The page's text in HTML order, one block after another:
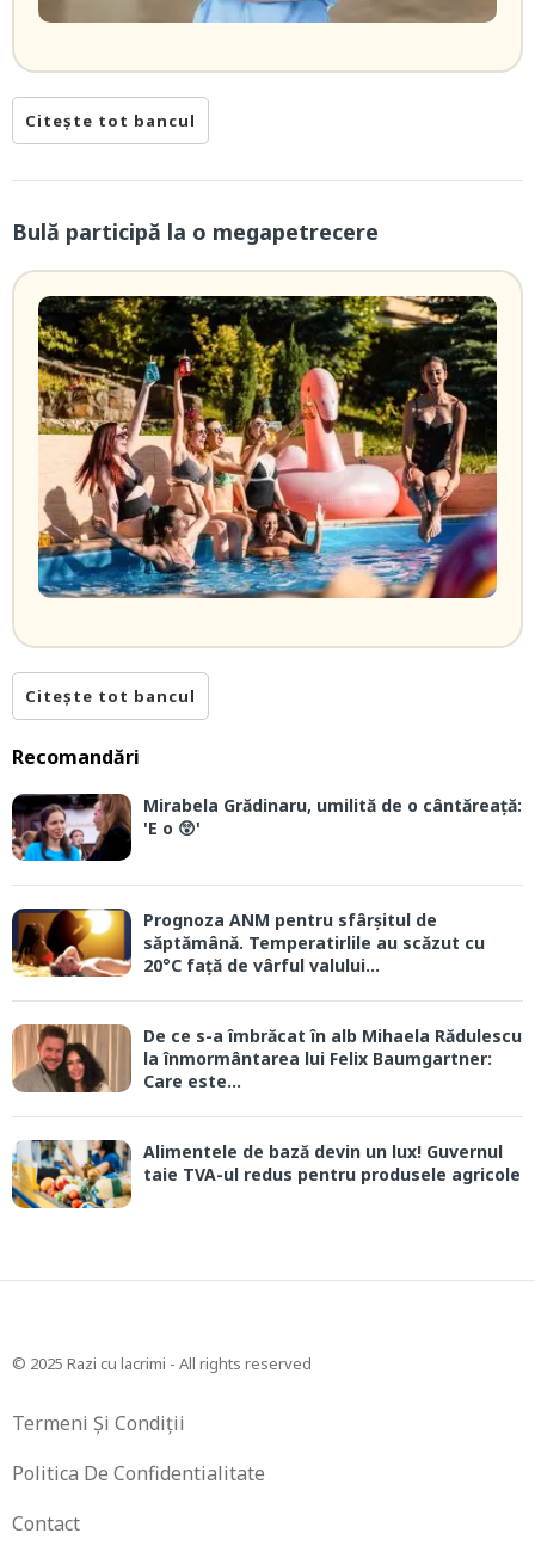
Citește tot bancul
Bulă participă la o megapetrecere
Citește tot bancul
Recomandări
Mirabela Grădinaru, umilită de o cântăreață:
'E o 😲'
Prognoza ANM pentru sfârșitul de
săptămână. Temperatirlile au scăzut cu
20°C față de vârful valului...
De ce s-a îmbrăcat în alb Mihaela Rădulescu
la înmormântarea lui Felix Baumgartner:
Care este...
Alimentele de bază devin un lux! Guvernul
taie TVA-ul redus pentru produsele agricole
© 2025 Razi cu lacrimi - All rights reserved
Termeni Și Condiții
Politica De Confidentialitate
Contact